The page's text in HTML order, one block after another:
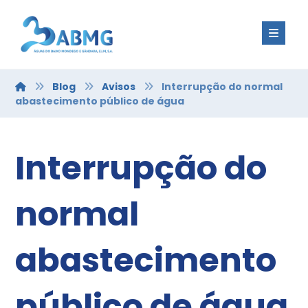
Blog Avisos
Interrupção do normal
abastecimento público de água
Interrupção do
normal
abastecimento